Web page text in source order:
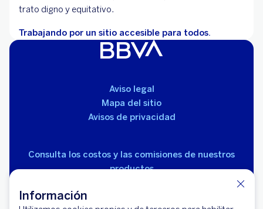
Información
trato digno y equitativo.
Trabajando por un sitio accesible para todos.
Aviso legal
Mapa del sitio
Avisos de privacidad
Consulta los costos y las comisiones de nuestros
productos